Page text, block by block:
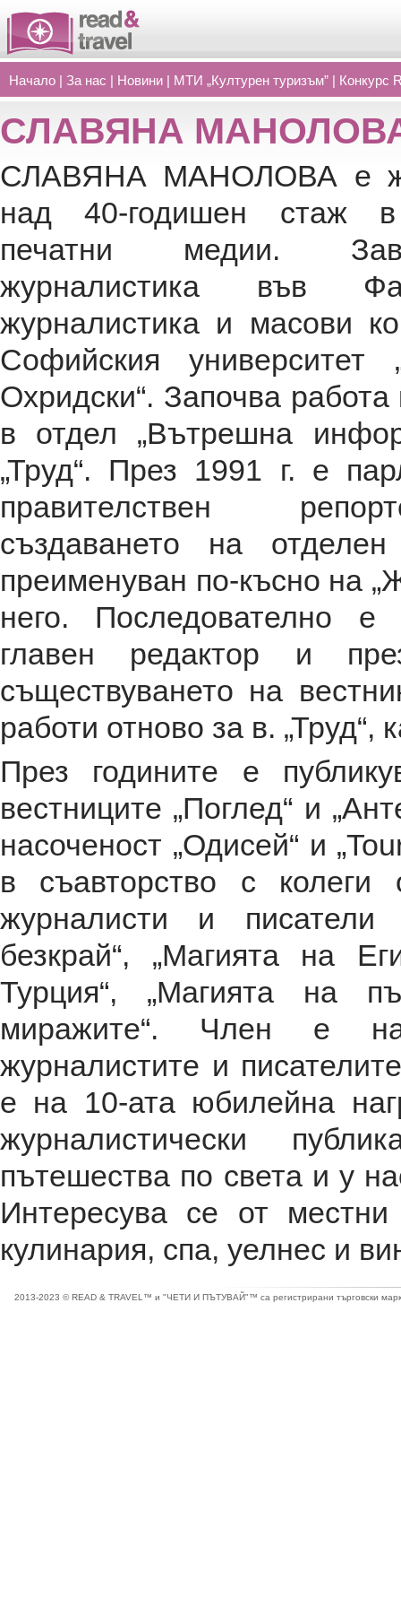
Начало | За нас | Новини | МТИ „Културен туризъм” | Конкурс
СЛАВЯНА
СЛАВЯНА МАНОЛОВА е
над 40-годишен стаж в
печатни медии.
журналистика във
журналистика и масови
Софийския университет
Охридски“. Започва работа
в отдел „Вътрешна
„Труд“. През 1991 г. е
правителствен
създаването на
преименуван по-късно на
него. Последователно е
главен редактор и
съществуването на
работи отново за в. „Труд“,
През годините е
вестниците „Поглед“ и
насоченост „Одисей“ и
в съавторство с колеги
журналисти и
безкрай“, „Магията на
Турция“, „Магията на
миражите“. Член е
журналистите и
е на 10-ата юбилейна
журналистически
пътешества по света и у
Интересува се от
кулинария, спа, уелнес и
2013-2023 © READ & TRAVEL™ и "ЧЕТИ И ПЪТУВАЙ"™ са регистрирани търговски